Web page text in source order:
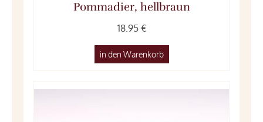
Pommadier, hellbraun
18.95 €
in den Warenkorb